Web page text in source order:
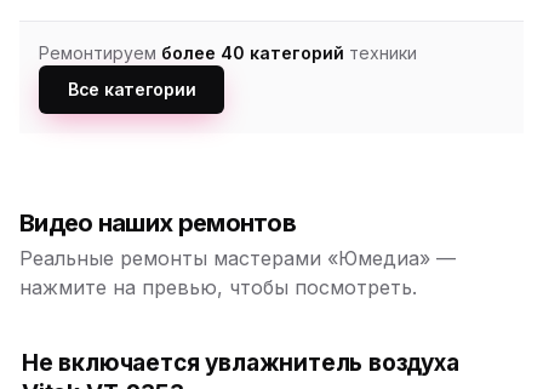
Ремонтируем более 40 категорий техники
Все категории
Видео наших ремонтов
Реальные ремонты мастерами «Юмедиа» —
нажмите на превью, чтобы посмотреть.
Не включается увлажнитель воздуха